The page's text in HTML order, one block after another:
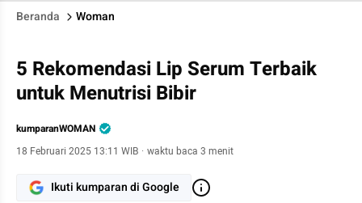
Beranda Woman
5 Rekomendasi Lip Serum Terbaik
untuk Menutrisi Bibir
kumparanWOMAN
18 Februari 2025 13:11 WIB · waktu baca 3 menit
Ikuti kumparan di Google